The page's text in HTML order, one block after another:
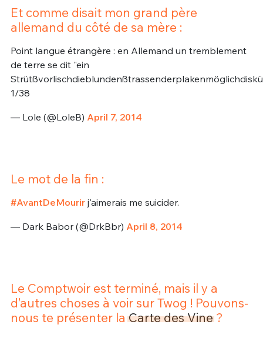
Et comme disait mon grand père
allemand du côté de sa mère :
Point langue étrangère : en Allemand un tremblement
de terre se dit "ein
1/38
— Lole (@LoleB) April 7, 2014
Le mot de la fin :
#AvantDeMourirj'aimerais me suicider.
— Dark Babor (@DrkBbr) April 8, 2014
Le Comptwoir est terminé, mais il y a
d’autres choses à voir sur Twog ! Pouvons-
nous te présenter laCarte des Vine?